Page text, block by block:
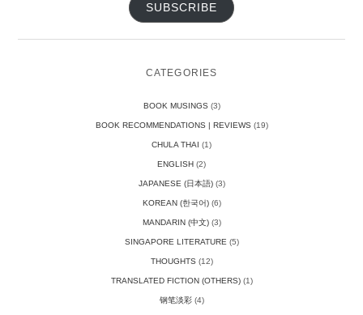
SUBSCRIBE
CATEGORIES
BOOK MUSINGS (3)
BOOK RECOMMENDATIONS | REVIEWS (19)
CHULA THAI (1)
ENGLISH (2)
JAPANESE (日本語)(3)
KOREAN (한국어)(6)
MANDARIN (中文)(3)
SINGAPORE LITERATURE (5)
THOUGHTS (12)
TRANSLATED FICTION (OTHERS)(1)
钢笔淡彩(4)